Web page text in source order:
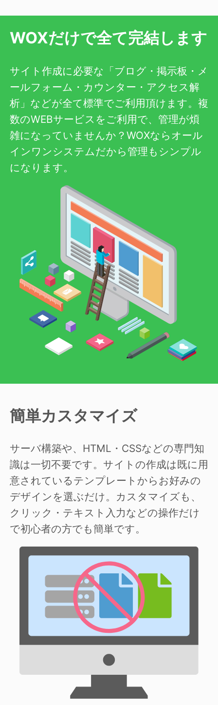
WOXだけで全て完結します
サイト作成に必要な「ブログ・掲示板・メ
ールフォーム・カウンター・アクセス解
析」などが全て標準でご利用頂けます。複
数のWEBサービスをご利用で、管理が煩
雑になっていませんか？WOXならオール
インワンシステムだから管理もシンプル
になります。
簡単カスタマイズ
サーバ構築や、HTML・CSSなどの専門知
識は一切不要です。サイトの作成は既に用
意されているテンプレートからお好みの
デザインを選ぶだけ。カスタマイズも、
クリック・テキスト入力などの操作だけ
で初心者の方でも簡単です。